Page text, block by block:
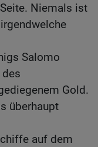
Niemals ist
Salomo
Gold.
überhaupt
auf dem